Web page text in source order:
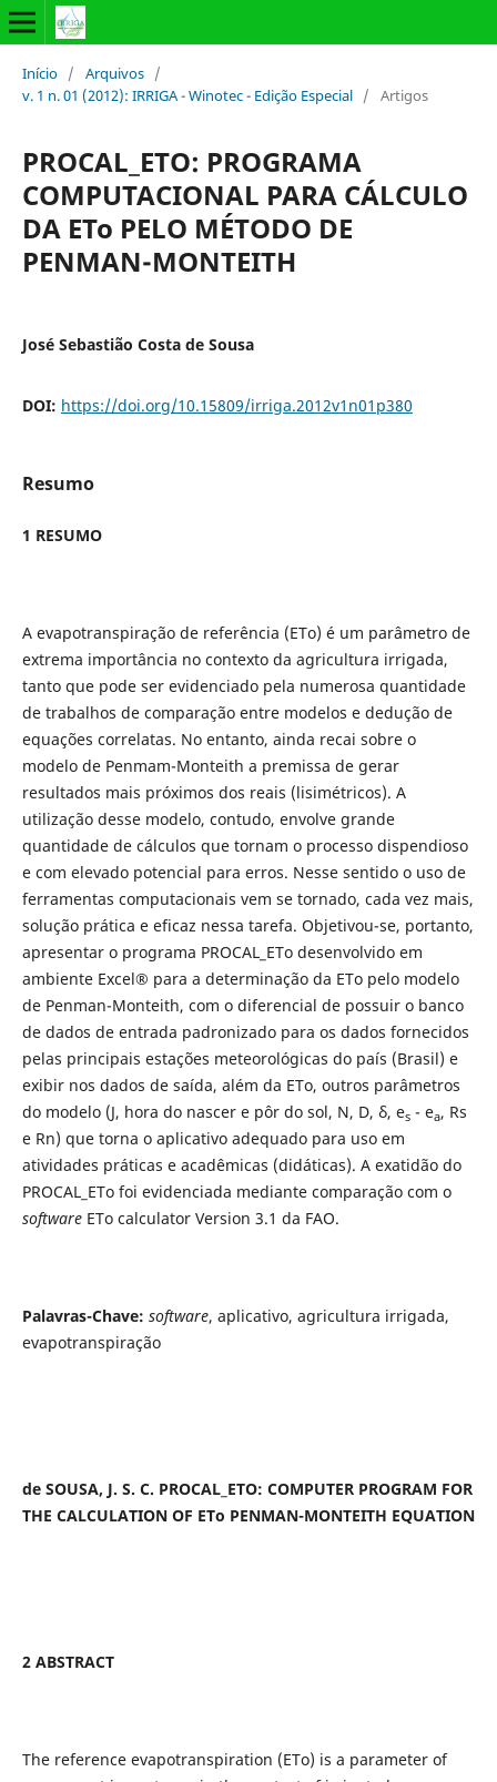
Início / Arquivos /
v. 1 n. 01 (2012): IRRIGA - Winotec - Edição Especial / Artigos
PROCAL_ETO: PROGRAMA
COMPUTACIONAL PARA CÁLCULO
DA ETo PELO MÉTODO DE
PENMAN-MONTEITH
José Sebastião Costa de Sousa
DOI: https://doi.org/10.15809/irriga.2012v1n01p380
Resumo
1 RESUMO
A evapotranspiração de referência (ETo) é um parâmetro de
extrema importância no contexto da agricultura irrigada,
tanto que pode ser evidenciado pela numerosa quantidade
de trabalhos de comparação entre modelos e dedução de
equações correlatas. No entanto, ainda recai sobre o
modelo de Penmam-Monteith a premissa de gerar
resultados mais próximos dos reais (lisimétricos). A
utilização desse modelo, contudo, envolve grande
quantidade de cálculos que tornam o processo dispendioso
e com elevado potencial para erros. Nesse sentido o uso de
ferramentas computacionais vem se tornado, cada vez mais,
solução prática e eficaz nessa tarefa. Objetivou-se, portanto,
apresentar o programa PROCAL_ETo desenvolvido em
ambiente Excel® para a determinação da ETo pelo modelo
de Penman-Monteith, com o diferencial de possuir o banco
de dados de entrada padronizado para os dados fornecidos
pelas principais estações meteorológicas do país (Brasil) e
exibir nos dados de saída, além da ETo, outros parâmetros
do modelo (J, hora do nascer e pôr do sol, N, D, δ, es- ea, Rs
e Rn) que torna o aplicativo adequado para uso em
atividades práticas e acadêmicas (didáticas). A exatidão do
PROCAL_ETo foi evidenciada mediante comparação com o
softwareETo calculator Version 3.1 da FAO.
Palavras-Chave: software, aplicativo, agricultura irrigada,
evapotranspiração
de SOUSA, J. S. C. PROCAL_ETO: COMPUTER PROGRAM FOR
THE CALCULATION OF ETo PENMAN-MONTEITH EQUATION
2 ABSTRACT
The reference evapotranspiration (ETo) is a parameter of